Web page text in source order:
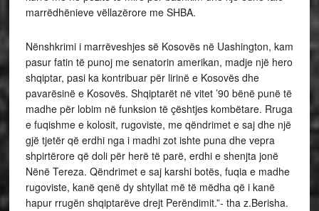
marrëdhënieve vëllazërore me SHBA.
Nënshkrimi i marrëveshjes së Kosovës në Uashington, kam
pasur fatin të punoj me senatorin amerikan, madje një hero
shqiptar, pasi ka kontribuar për lirinë e Kosovës dhe
pavarësinë e Kosovës. Shqiptarët në vitet ’90 bënë punë të
madhe për lobim në funksion të çështjes kombëtare. Rruga
e fuqishme e kolosit, rugoviste, me qëndrimet e saj dhe një
gjë tjetër që erdhi nga i madhi zot ishte puna dhe vepra
shpirtërore që doli për herë të parë, erdhi e shenjta jonë
Nënë Tereza. Qëndrimet e saj karshi botës, fuqia e madhe
rugoviste, kanë qenë dy shtyllat më të mëdha që i kanë
hapur rrugën shqiptarëve drejt Perëndimit.”- tha z.Berisha.